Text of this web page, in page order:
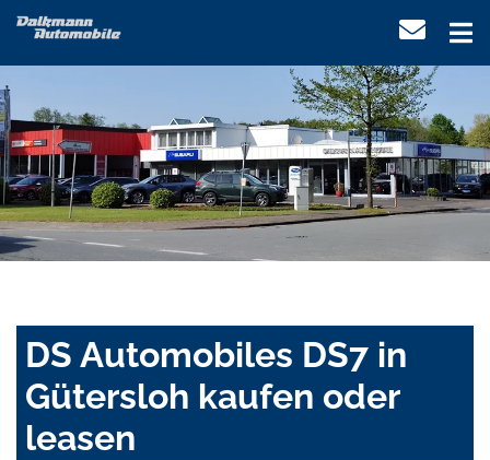
DS Automobiles DS7 in
Gütersloh kaufen oder
leasen